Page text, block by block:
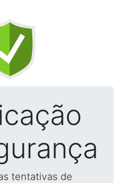
tentativas de